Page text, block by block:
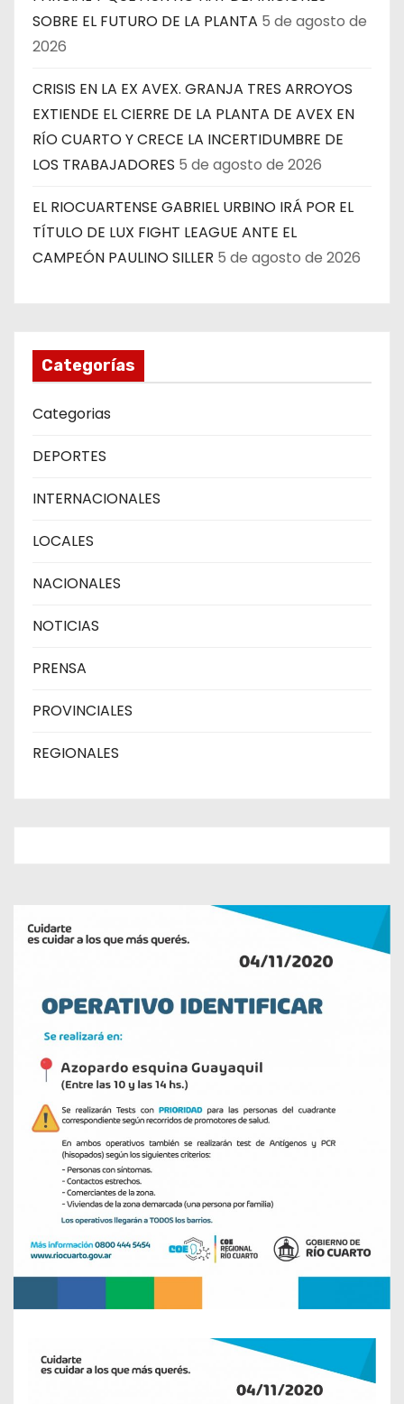
SOBRE EL FUTURO DE LA PLANTA 5 de agosto de
2026
CRISIS EN LA EX AVEX. GRANJA TRES ARROYOS
EXTIENDE EL CIERRE DE LA PLANTA DE AVEX EN
RÍO CUARTO Y CRECE LA INCERTIDUMBRE DE
LOS TRABAJADORES 5 de agosto de 2026
EL RIOCUARTENSE GABRIEL URBINO IRÁ POR EL
TÍTULO DE LUX FIGHT LEAGUE ANTE EL
CAMPEÓN PAULINO SILLER 5 de agosto de 2026
Categorías
Categorias
DEPORTES
INTERNACIONALES
LOCALES
NACIONALES
NOTICIAS
PRENSA
PROVINCIALES
REGIONALES